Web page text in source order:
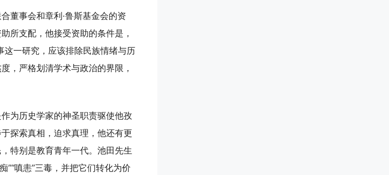
董事会和章利·鲁斯基金会的资
所支配，他接受资助的条件是，
这一研究，应该排除民族情绪与历
，严格划清学术与政治的界限，
为历史学家的神圣职责驱使他孜
探索真相，迫求真理，他还有更
特别是教育青年一代。池田先生
”“嗔恚”三毒，并把它们转化为价